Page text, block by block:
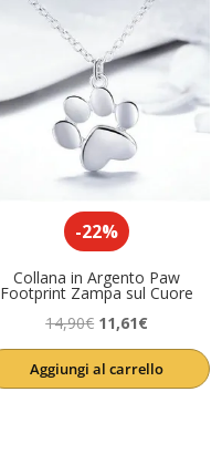
-22%
Collana in Argento Paw
Footprint Zampa sul Cuore
14,90€ Il
prezzo
originale
11,61€Il
prezzo
attuale
Aggiungi al carrello